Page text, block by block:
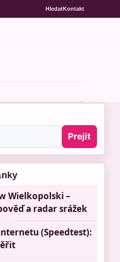
HledatKontakt
Prejit
Wielkopolski –
a radar srážek
(Speedtest):